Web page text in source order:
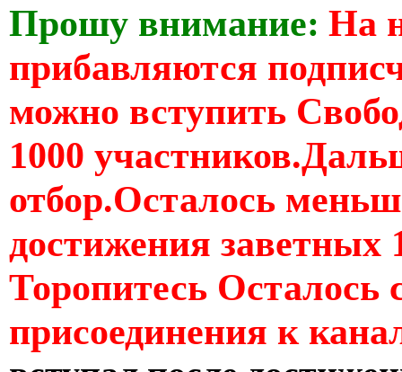
Прошу внимание: На
прибавляются
можно вступить
1000
отбор.Осталось
достижения заветных
Торопитесь Осталось
присоединения к